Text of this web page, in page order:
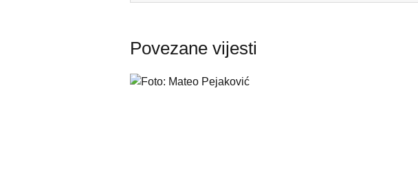
Povezane vijesti